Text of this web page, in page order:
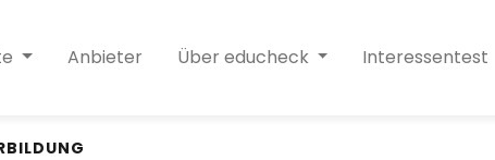
Anbieter Über educheck Interessentest